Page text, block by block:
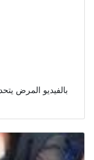
بالفيديو المرض